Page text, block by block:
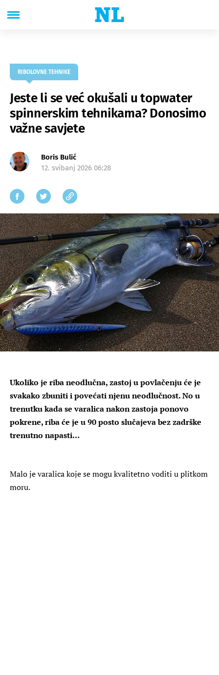
RIBOLOVNE TEHNIKE
Jeste li se već okušali u topwater
spinnerskim tehnikama? Donosimo
važne savjete
Boris Bulić
12. svibanj 2026 06:28
Ukoliko je riba neodlučna, zastoj u povlačenju će je
svakako zbuniti i povećati njenu neodlučnost. No u
trenutku kada se varalica nakon zastoja ponovo
pokrene, riba će je u 90 posto slučajeva bez zadrške
trenutno napasti…
Malo je varalica koje se mogu kvalitetno voditi u plitkom
moru.